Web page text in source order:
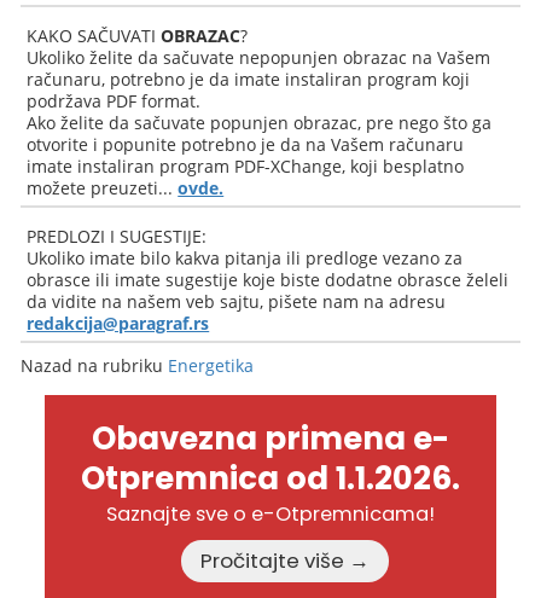
KAKO SAČUVATIOBRAZAC?
Ukoliko želite da sačuvate nepopunjen obrazac na Vašem
računaru, potrebno je da imate instaliran program koji
podržava PDF format.
Ako želite da sačuvate popunjen obrazac, pre nego što ga
otvorite i popunite potrebno je da na Vašem računaru
imate instaliran program PDF-XChange, koji besplatno
možete preuzeti...ovde.
PREDLOZI I SUGESTIJE:
Ukoliko imate bilo kakva pitanja ili predloge vezano za
obrasce ili imate sugestije koje biste dodatne obrasce želeli
da vidite na našem veb sajtu, pišete nam na adresu
redakcija@paragraf.rs
Nazad na rubriku Energetika
Obavezna primena e-
Otpremnica od 1.1.2026.
Saznajte sve o e-Otpremnicama!
Pročitajte više →